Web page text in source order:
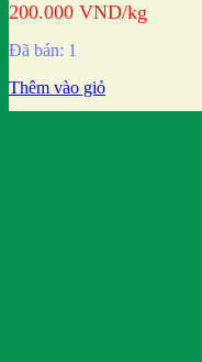
200.000 VND/kg
Đã bán: 1
Thêm vào giỏ